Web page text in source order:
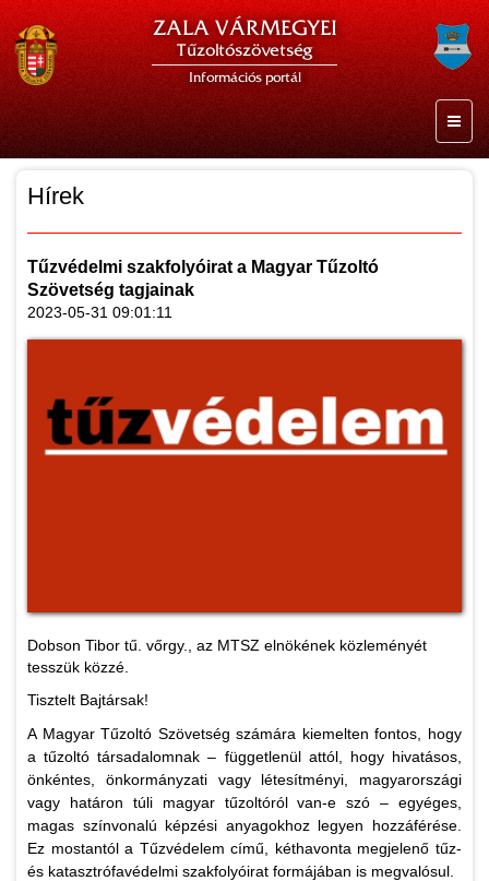
ZALA VÁRMEGYEI
Tűzoltószövetség
Információs portál
Hírek
Tűzvédelmi szakfolyóirat a Magyar Tűzoltó
Szövetség tagjainak
2023-05-31 09:01:11
Dobson Tibor tű. vőrgy., az MTSZ elnökének közleményét
tesszük közzé.
Tisztelt Bajtársak!
A Magyar Tűzoltó Szövetség számára kiemelten fontos, hogy
a tűzoltó társadalomnak – függetlenül attól, hogy hivatásos,
önkéntes, önkormányzati vagy létesítményi, magyarországi
vagy határon túli magyar tűzoltóról van-e szó – egyéges,
magas színvonalú képzési anyagokhoz legyen hozzáférése.
Ez mostantól a Tűzvédelem című, kéthavonta megjelenő tűz-
és katasztrófavédelmi szakfolyóirat formájában is megvalósul.